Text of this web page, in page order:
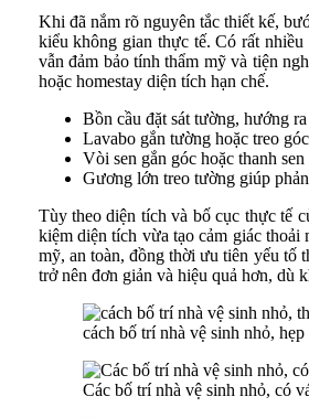
Khi đã nắm rõ nguyên tắc thiết kế,
kiểu không gian thực tế. Có rất
vẫn đảm bảo tính thẩm mỹ và tiện
hoặc homestay diện tích hạn chế.
Bồn cầu đặt sát tường, hướng
Lavabo gắn tường hoặc treo
Vòi sen gắn góc hoặc thanh
Gương lớn treo tường giúp
Tùy theo diện tích và bố cục thực tế
kiệm diện tích vừa tạo cảm giác
mỹ, an toàn, đồng thời ưu tiên yếu tố
trở nên đơn giản và hiệu quả hơn, dù
cách bố trí nhà vệ sinh nhỏ, hẹp
Các bố trí nhà vệ sinh nhỏ, có